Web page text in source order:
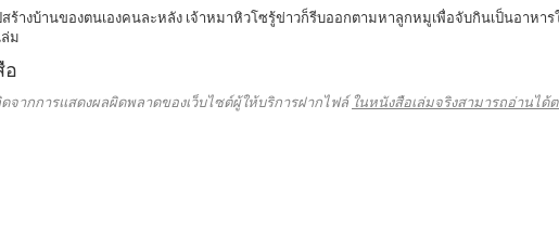
างบ้านของตนเองคนละหลัง เจ้าหมาหิวโซรู้ข่าวก็รีบออกตามหาลูกหมูเพื่อจับกินเป็นอาห
ม
อ
จากการแสดงผลผิดพลาดของเว็บไซต์ผู้ให้บริการฝากไฟล์ ในหนังสือเล่มจริงสามารถอ่านได้